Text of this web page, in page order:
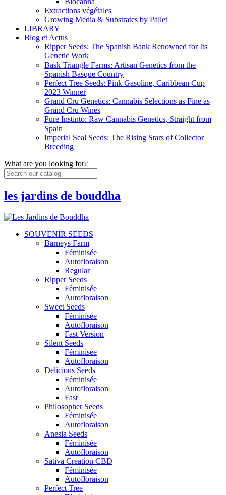
Extractions végétales
Growing Media & Substrates by Pallet
LIBRARY
Blog et Actus
Ripper Seeds: The Spanish Bank Renowned for Its
Genetic Work
Bask Triangle Farms: Artisan Genetics from the
Spanish Basque Country
Perfect Tree Seeds: Pink Gasoline, Caribbean Cup
2023 Winner
Grand Cru Genetics: Cannabis Selections as Fine as
Grand Cru Wines
Pure Instinto: Raw Cannabis Genetics, Straight from
Spain
Imperial Seal Seeds: The Rising Stars of Collector
Breeding
What are you looking for?
les jardins de bouddha
SOUVENIR SEEDS
Barneys Farm
Féminisée
Autofloraison
Regular
Ripper Seeds
Féminisée
Autofloraison
Sweet Seeds
Féminisée
Autofloraison
Fast Version
Silent Seeds
Féminisée
Autofloraison
Delicious Seeds
Féminisée
Autofloraison
Fast
Philosopher Seeds
Féminisée
Autofloraison
Anesia Seeds
Féminisée
Autofloraison
Sativa Creation CBD
Féminisée
Autofloraison
Perfect Tree